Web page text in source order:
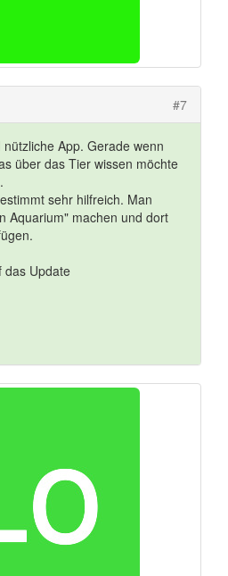
#7
App. Gerade wenn
über das Tier wissen möchte
sehr hilfreich. Man
Aquarium" machen und dort
das Update